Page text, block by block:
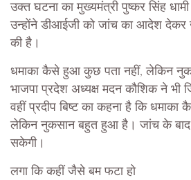
उक्त घटना का मुख्यमंत्री पुष्कर सिंह धामी
उन्होंने डीआईजी को जांच का आदेश देकर
की है।
धमाका कैसे हुआ कुछ पता नहीं, लेकिन
भाजपा प्रदेश अध्यक्ष मदन कौशिक ने भी
वहीं प्रदीप बिष्ट का कहना है कि
लेकिन नुकसान बहुत हुआ है। जांच के बाद
सकेगी।
लगा कि कहीं जैसे बम फटा हो